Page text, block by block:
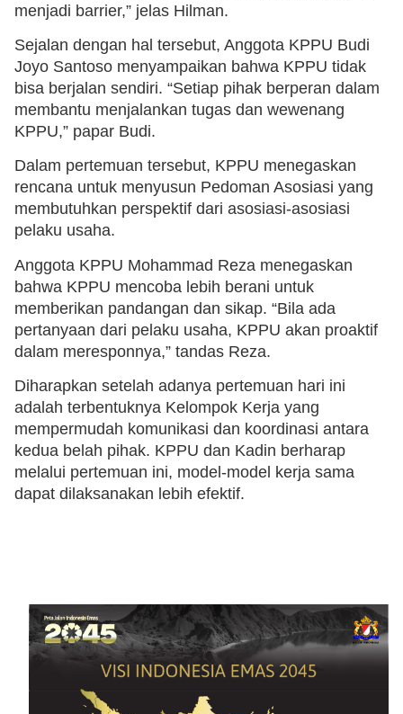
menjadi barrier,” jelas Hilman.
Sejalan dengan hal tersebut, Anggota KPPU Budi
Joyo Santoso menyampaikan bahwa KPPU tidak
bisa berjalan sendiri. “Setiap pihak berperan dalam
membantu menjalankan tugas dan wewenang
KPPU,” papar Budi.
Dalam pertemuan tersebut, KPPU menegaskan
rencana untuk menyusun Pedoman Asosiasi yang
membutuhkan perspektif dari asosiasi-asosiasi
pelaku usaha.
Anggota KPPU Mohammad Reza menegaskan
bahwa KPPU mencoba lebih berani untuk
memberikan pandangan dan sikap. “Bila ada
pertanyaan dari pelaku usaha, KPPU akan proaktif
dalam meresponnya,” tandas Reza.
Diharapkan setelah adanya pertemuan hari ini
adalah terbentuknya Kelompok Kerja yang
mempermudah komunikasi dan koordinasi antara
kedua belah pihak. KPPU dan Kadin berharap
melalui pertemuan ini, model-model kerja sama
dapat dilaksanakan lebih efektif.